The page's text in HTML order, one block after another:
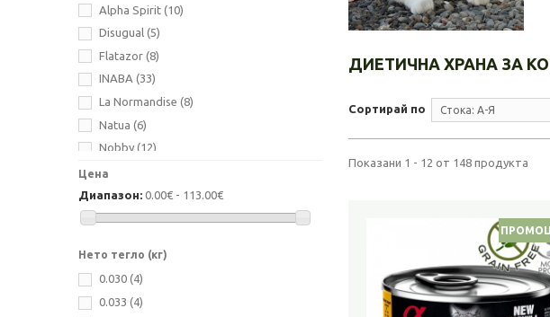
ДИЕТИЧНА ХРАНА ЗА
Сортирай по Стока: А-Я
Показани 1 - 12 от 148 продукта
Alpha Spirit (10)
Disugual (5)
Flatazor (8)
INABA (33)
La Normandise (8)
Natua (6)
Nobby (12)
Nuevo
Optima Nova(7)
Quattro(1)
Sam's Field (1)
Sanal (5)
Schesir(9)
Цена
Диапазон: 0.00€ - 113.00€
Нето тегло (кг)
0.030 (4)
0.033 (4)